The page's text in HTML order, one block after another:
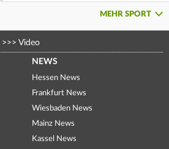
MEHR SPORT
>>> Video
NEWS
Hessen News
Frankfurt News
Wiesbaden News
Mainz News
Kassel News